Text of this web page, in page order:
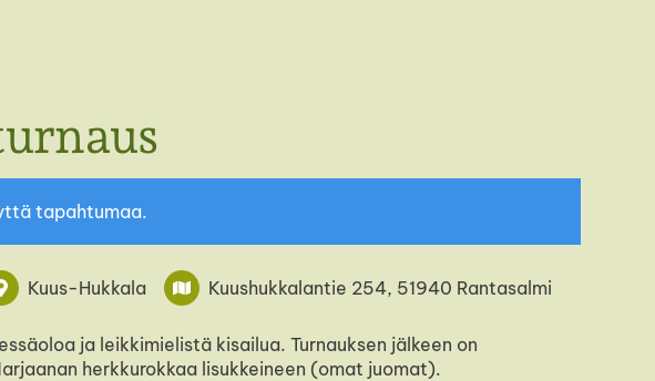
tapahtumaa.
Kuus-Hukkala Kuushukkalantie 254, 51940 Rantasalmi
ja leikkimielistä kisailua. Turnauksen jälkeen on
herkkurokkaa lisukkeineen (omat juomat).